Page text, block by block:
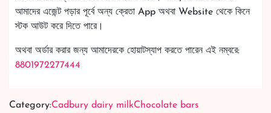
Related Products